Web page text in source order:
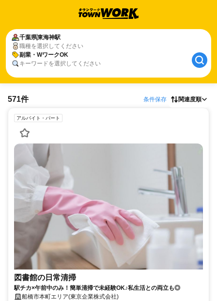
千葉県東海神駅
職種を選択してください
副業・WワークOK
キーワードを選択してください
571件 条件保存 関連度順
アルバイト・パート
図書館の日常清掃
駅チカ×午前中のみ！簡単清掃で未経験OK♪私生活との両立も◎
船橋市本町エリア(東京企業株式会社)